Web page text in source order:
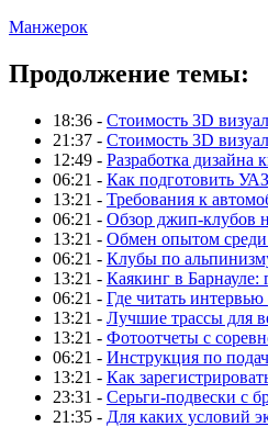
Манжерок
Продолжение темы:
18:36 - Стоимость 3D
21:37 - Стоимость 3D
12:49 - Разработка дизайна
06:21 - Как подготовить
13:21 - Требования к
06:21 - Обзор джип-клубов
13:21 - Обмен опытом
06:21 - Клубы по
13:21 - Каякинг в Барнауле:
06:21 - Где читать
13:21 - Лучшие трассы для
13:21 - Фотоотчеты с
06:21 - Инструкция по
13:21 - Как
23:31 - Серьги-подвески с
21:35 - Для каких условий